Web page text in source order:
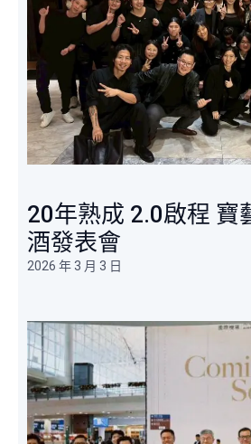
20年熟成 2.0啟程 寶
酒發表會 ​
2026 年 3 月 3 日